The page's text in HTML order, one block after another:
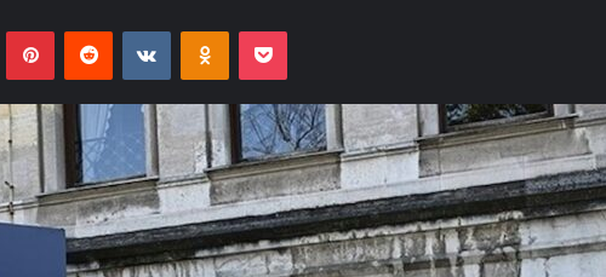
PinterestReddit VKontakteOdnoklassniki
Pocket